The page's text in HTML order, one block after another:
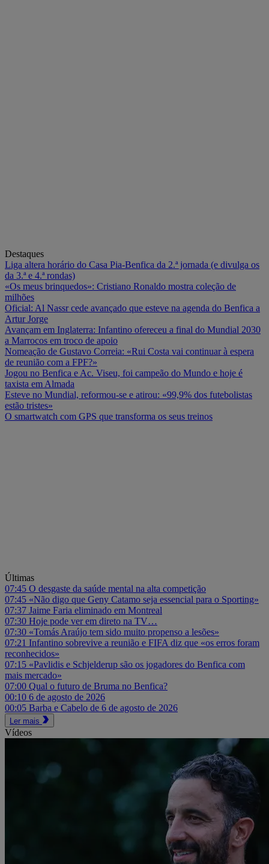
Destaques
Liga altera horário do Casa Pia-Benfica da 2.ª jornada (e divulga os
da 3.ª e 4.ª rondas)
«Os meus brinquedos»: Cristiano Ronaldo mostra coleção de
milhões
Oficial: Al Nassr cede avançado que esteve na agenda do Benfica a
Artur Jorge
Avançam em Inglaterra: Infantino ofereceu a final do Mundial 2030
a Marrocos em troco de apoio
Nomeação de Gustavo Correia: «Rui Costa vai continuar à espera
de reunião com a FPF?»
Jogou no Benfica e Ac. Viseu, foi campeão do Mundo e hoje é
taxista em Almada
Esteve no Mundial, reformou-se e atirou: «99,9% dos futebolistas
estão tristes»
O smartwatch com GPS que transforma os seus treinos
Últimas
07:45 O desgaste da saúde mental na alta competição
07:45 «Não digo que Geny Catamo seja essencial para o Sporting»
07:37 Jaime Faria eliminado em Montreal
07:30 Hoje pode ver em direto na TV…
07:30 «Tomás Araújo tem sido muito propenso a lesões»
07:21 Infantino sobrevive a reunião e FIFA diz que «os erros foram
reconhecidos»
07:15 «Pavlidis e Schjelderup são os jogadores do Benfica com
mais mercado»
07:00 Qual o futuro de Bruma no Benfica?
00:10 6 de agosto de 2026
00:05 Barba e Cabelo de 6 de agosto de 2026
Ler mais
Vídeos